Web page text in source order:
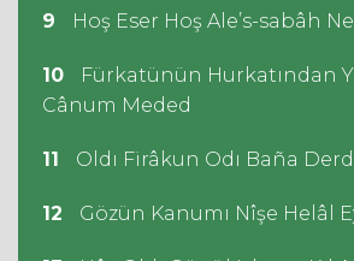
9 Hoş Eser Hoş Ale’s-sabâh
10
Fürkatünün Hurkatından
Cânum Meded
11 Oldı Firâkun Odı Baña
12 Gözün Kanumı Nîşe Helâl